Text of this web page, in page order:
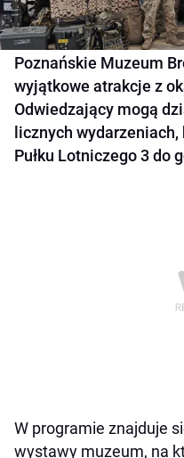
Poznańskie Muzeum
wyjątkowe atrakcje z
Odwiedzający mogą
licznych
Pułku Lotniczego 3 do
W programie znajduje
wystawy muzeum, na